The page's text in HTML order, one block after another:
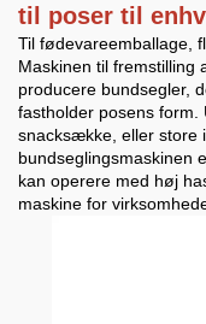
til poser til
Til fødevareemballage,
Maskinen til fremstilling
producere bundsegler,
fastholder posens form.
snacksække, eller store
bundseglingsmaskinen
kan operere med høj
maskine for